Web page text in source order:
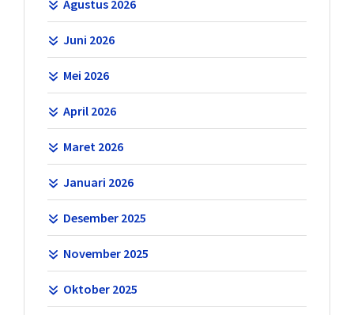
Agustus 2026
Juni 2026
Mei 2026
April 2026
Maret 2026
Januari 2026
Desember 2025
November 2025
Oktober 2025